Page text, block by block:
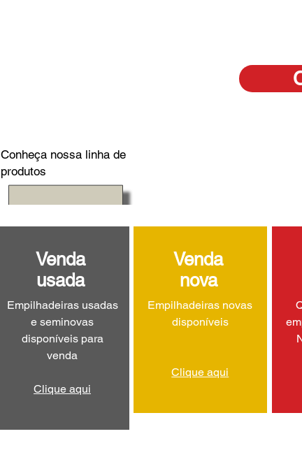
Conheça nossa linha de
produtos
Venda
usada
Empilhadeiras usadas
e seminovas
disponíveis para
venda
Clique aqui
Venda
nova
Empilhadeiras novas
disponíveis
Clique aqui